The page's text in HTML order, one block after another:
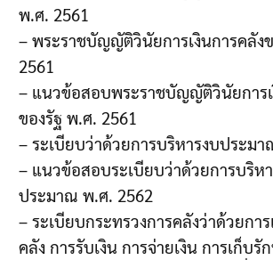
พ.ศ. 2561
– พระราชบัญญัติวินัยการเงินการคลัง
2561
– แนวข้อสอบพระราชบัญญัติวินัยการเ
ของรัฐ พ.ศ. 2561
– ระเบียบว่าด้วยการบริหารงบประม
– แนวข้อสอบระเบียบว่าด้วยการบริห
ประมาณ พ.ศ. 2562
– ระเบียบกระทรวงการคลังว่าด้วยการ
คลัง การรับเงิน การจ่ายเงิน การเก็บรั